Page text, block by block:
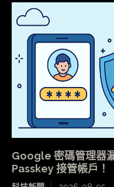
Google 密碼管理器
Passkey 接管帳戶！